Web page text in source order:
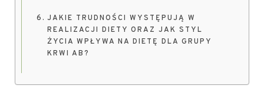
JAKIE TRUDNOŚCI WYSTĘPUJĄ W
REALIZACJI DIETY ORAZ JAK STYL
ŻYCIA WPŁYWA NA DIETĘ DLA GRUPY
KRWI AB?